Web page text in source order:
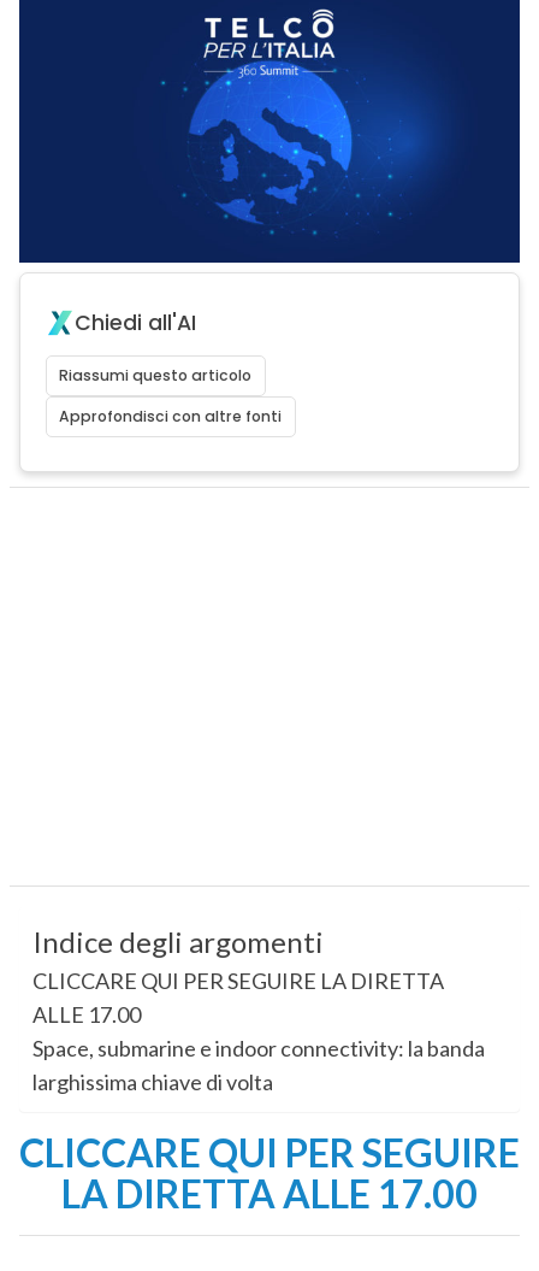
Chiedi all'AI
Riassumi questo articolo
Approfondisci con altre fonti
Indice degli argomenti
CLICCARE QUI PER SEGUIRE LA DIRETTA
ALLE 17.00
Space, submarine e indoor connectivity: la banda
larghissima chiave di volta
CLICCARE QUI PER SEGUIRE
LA DIRETTA ALLE 17.00